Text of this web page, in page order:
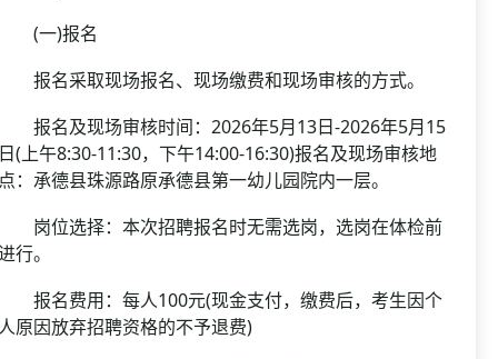
一)报名
名采取现场报名、现场缴费和现场审核的方式。
名及现场审核时间：2026年5月13日-2026年5月15
(上午8:30-11:30，下午14:00-16:30)报名及现场审核地
：承德县珠源路原承德县第一幼儿园院内一层。
位选择：本次招聘报名时无需选岗，选岗在体检前
行。
名费用：每人100元(现金支付，缴费后，考生因个
原因放弃招聘资格的不予退费)